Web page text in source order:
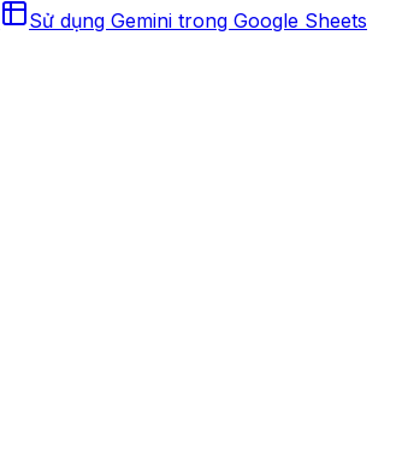
Sử dụng Gemini trong Google Sheets